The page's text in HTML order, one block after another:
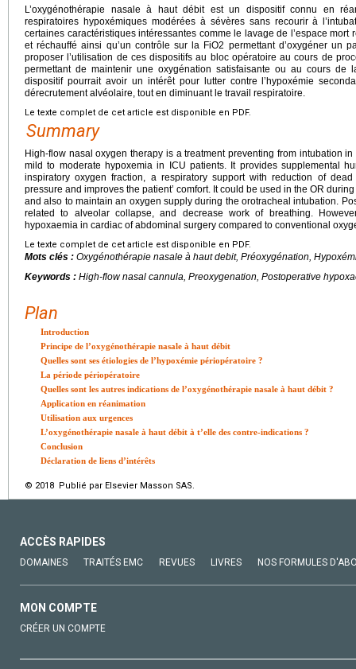
L’oxygénothérapie nasale à haut débit est un dispositif connu en
respiratoires hypoxémiques modérées à sévères sans recourir à
certaines caractéristiques intéressantes comme le lavage de l’espace mort
et réchauffé ainsi qu’un contrôle sur la FiO2 permettant d’oxygéner un
proposer l’utilisation de ces dispositifs au bloc opératoire au cours de
permettant de maintenir une oxygénation satisfaisante ou au cours de
dispositif pourrait avoir un intérêt pour lutter contre l’hypoxémie
dérecrutement alvéolaire, tout en diminuant le travail respiratoire.
Le texte complet de cet article est disponible en PDF.
Summary
High-flow nasal oxygen therapy is a treatment preventing from intubation
mild to moderate hypoxemia in ICU patients. It provides supplemental
inspiratory oxygen fraction, a respiratory support with reduction of
pressure and improves the patient’ comfort. It could be used in the OR
and also to maintain an oxygen supply during the orotracheal intubation.
related to alveolar collapse, and decrease work of breathing.
hypoxaemia in cardiac of abdominal surgery compared to conventional
Le texte complet de cet article est disponible en PDF.
Mots clés : Oxygénothérapie nasale à haut debit, Préoxygénation,
Keywords : High-flow nasal cannula, Preoxygenation, Postoperative
Plan
Introduction
Principe de l’oxygénothérapie nasale à haut débit
Quelles sont ses étiologies de l’hypoxémie périopératoire ?
La période périopératoire
Quelles sont les autres indications de l’oxygénothérapie nasale à haut débit ?
Application en réanimation
Utilisation aux urgences
L’oxygénothérapie nasale à haut débit à t’elle des contre-indications ?
Conclusion
Déclaration de liens d’intérêts
© 2018 Publié par Elsevier Masson SAS.
ACCÈS RAPIDES
DOMAINES TRAITÉS EMC REVUES LIVRES NOS FORMULES
MON COMPTE
CRÉER UN COMPTE